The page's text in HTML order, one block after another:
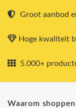
Groot aanbod
Hoge kwaliteit
5.000+
Waarom